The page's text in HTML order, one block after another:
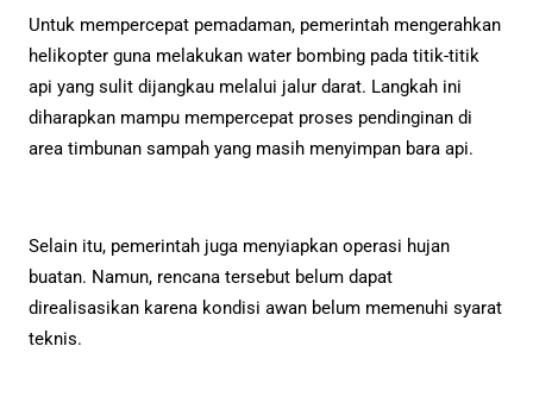
Untuk mempercepat pemadaman, pemerintah mengerahkan
helikopter guna melakukan water bombing pada titik-titik
api yang sulit dijangkau melalui jalur darat. Langkah ini
diharapkan mampu mempercepat proses pendinginan di
area timbunan sampah yang masih menyimpan bara api.
Selain itu, pemerintah juga menyiapkan operasi hujan
buatan. Namun, rencana tersebut belum dapat
direalisasikan karena kondisi awan belum memenuhi syarat
teknis.